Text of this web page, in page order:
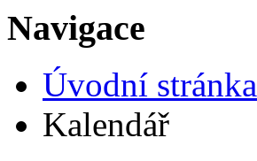
Navigace
Úvodní stránka
Kalendář